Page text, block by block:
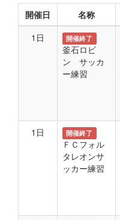
開催日 名称
1日
開催終了
釜石ロビ
ン サッカ
ー練習
1日
開催終了
ＦＣフォル
タレオンサ
ッカー練習